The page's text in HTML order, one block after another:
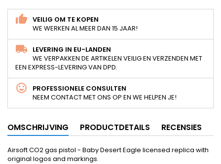
VEILIG OM TE KOPEN
WE WERKEN AL MEER DAN 15 JAAR!
LEVERING IN EU-LANDEN
WE VERPAKKEN DE ARTIKELEN VEILIG EN VERZENDEN MET
EEN EXPRESS-LEVERING VAN DPD.
PROFESSIONELE CONSULTEN
NEEM CONTACT MET ONS OP EN WE HELPEN JE!
OMSCHRIJVING PRODUCTDETAILS RECENSIES
Airsoft CO2 gas pistol - Baby Desert Eagle licensed replica with
original logos and markings.